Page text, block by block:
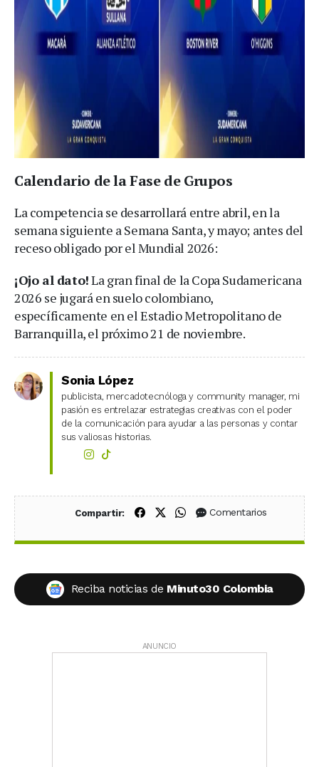
Calendario de la Fase de Grupos
La competencia se desarrollará entre abril, en la
semana siguiente a Semana Santa, y mayo; antes del
receso obligado por el Mundial 2026:
¡Ojo al dato!La gran final de la Copa Sudamericana
2026 se jugará en suelo colombiano,
específicamente en el Estadio Metropolitano de
Barranquilla, el próximo 21 de noviembre.
Sonia López
publicista, mercadotecnóloga y community manager, mi
pasión es entrelazar estrategias creativas con el poder
de la comunicación para ayudar a las personas y contar
sus valiosas historias.
Compartir: Compartir en Facebook
Compartir en X (Twitter)
Compartir en WhatsApp
Comentarios
Reciba noticias de Minuto30 Colombia
ANUNCIO